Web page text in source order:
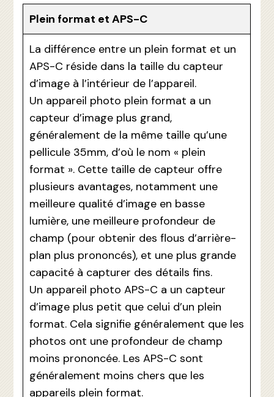
Plein format et APS-C
La différence entre un plein format et un
APS-C réside dans la taille du capteur
d’image à l’intérieur de l’appareil.
Un appareil photo plein format a un
capteur d’image plus grand,
généralement de la même taille qu’une
pellicule 35mm, d’où le nom « plein
format ». Cette taille de capteur offre
plusieurs avantages, notamment une
meilleure qualité d’image en basse
lumière, une meilleure profondeur de
champ (pour obtenir des flous d’arrière-
plan plus prononcés), et une plus grande
capacité à capturer des détails fins.
Un appareil photo APS-C a un capteur
d’image plus petit que celui d’un plein
format. Cela signifie généralement que les
photos ont une profondeur de champ
moins prononcée. Les APS-C sont
généralement moins chers que les
appareils plein format.